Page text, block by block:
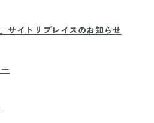
サイトリプレイスのお知らせ